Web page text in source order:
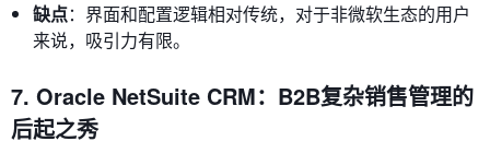
缺点：界面和配置逻辑相对传统，对于非微软生态的用户
来说，吸引力有限。
7. Oracle NetSuite CRM：B2B复杂销售管理的
后起之秀